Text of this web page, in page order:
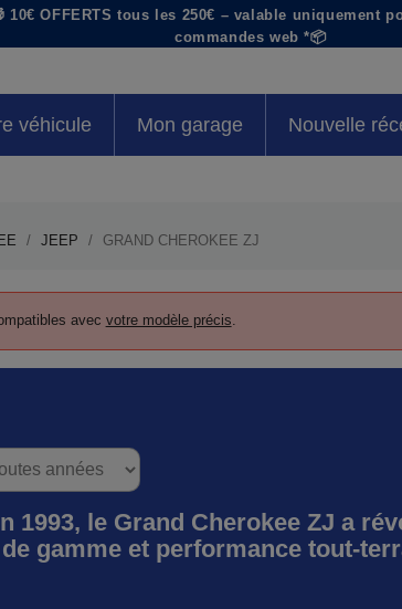
10€ OFFERTS tous les 250€ – valable uniquement
commandes web *📦
véhicule Mon garage Nouvelle
JEEP GRAND CHEROKEE ZJ
avec votre modèle précis
1993, le Grand Cherokee ZJ a
gamme et performance tout-